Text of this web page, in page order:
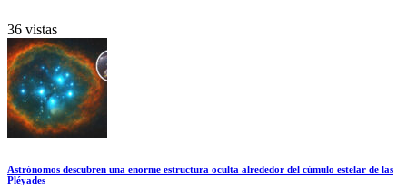
36 vistas
Astrónomos descubren una enorme estructura oculta alrededor del cúmulo estelar de las
Pléyades